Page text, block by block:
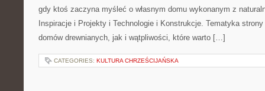
gdy ktoś zaczyna myśleć o własnym domu wykonanym z
Inspiracje i Projekty i Technologie i Konstrukcje. Tematyka
domów drewnianych, jak i wątpliwości, które warto […]
CATEGORIES: KULTURA CHRZEŚCIJAŃSKA